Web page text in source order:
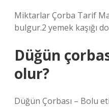
Miktarlar Çorba Tarif
bulgur.2 yemek kaşığı
Düğün
olur?
Düğün Çorbası – Bolu